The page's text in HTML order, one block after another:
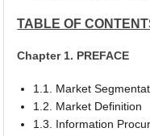
TABLE OF
Chapter 1. PREFACE
1.1. Market
1.2. Market Definition
1.3. Information